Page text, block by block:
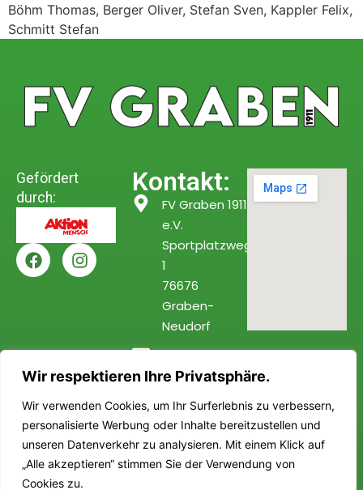
Wir respektieren Ihre Privatsphäre.
Wir verwenden Cookies, um Ihr Surferlebnis zu verbessern,
personalisierte Werbung oder Inhalte bereitzustellen und
unseren Datenverkehr zu analysieren. Mit einem Klick auf
„Alle akzeptieren“ stimmen Sie der Verwendung von
Cookies zu.
Böhm Thomas, Berger Oliver, Stefan Sven, Kappler Felix,
Schmitt Stefan
Gefördert
durch:
Kontakt:
FV Graben 1911
e.V.
Sportplatzweg
1
76676
Graben-
Neudorf
graben.de
Barrierefreiheitserklärung
Datenschutzerklärung
Impressum